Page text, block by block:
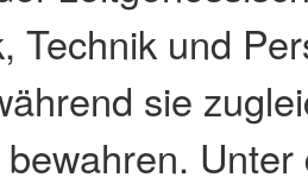
Technik und
sie